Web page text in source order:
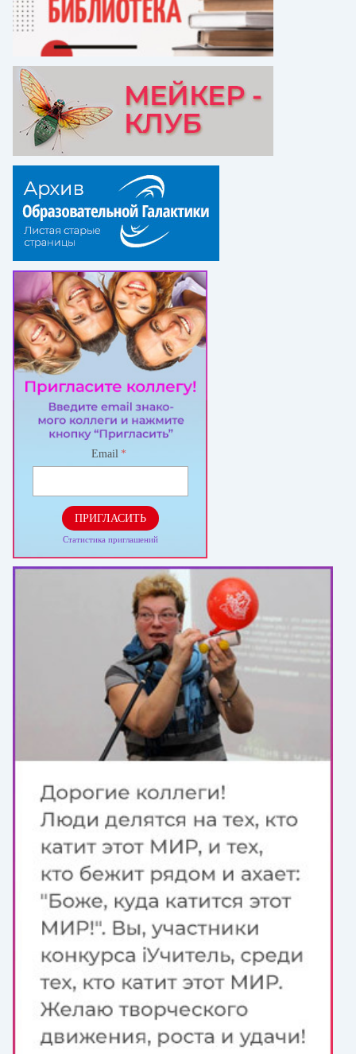
Email *
ПРИГЛАСИТЬ
Статистика приглашений